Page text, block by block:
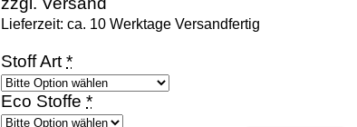
Lieferzeit: ca. 10 Werktage Versandfertig
Stoff Art *
Eco Stoffe *